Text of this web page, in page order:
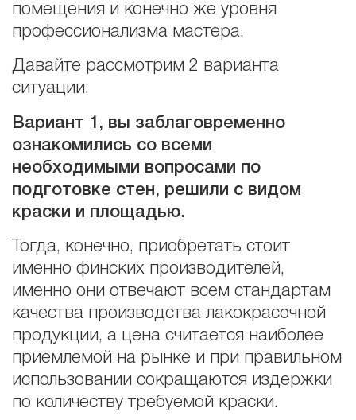
помещения и конечно же уровня
профессионализма мастера.
Давайте рассмотрим 2 варианта
ситуации:
Вариант 1, вы заблаговременно
ознакомились со всеми
необходимыми вопросами по
подготовке стен, решили с видом
краски и площадью.
Тогда, конечно, приобретать стоит
именно финских производителей,
именно они отвечают всем стандартам
качества производства лакокрасочной
продукции, а цена считается наиболее
приемлемой на рынке и при правильном
использовании сокращаются издержки
по количеству требуемой краски.